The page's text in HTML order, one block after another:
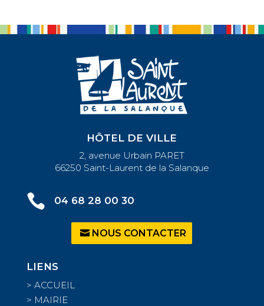
HÔTEL DE VILLE
2, avenue Urbain PARET
66250 Saint-Laurent de la Salanque
 04 68 28 00 30
NOUS CONTACTER
LIENS
> ACCUEIL
> MAIRIE